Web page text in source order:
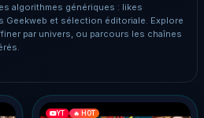
algorithmes génériques : likes
Geekweb et sélection éditoriale. Explore
par univers, ou parcours les chaînes
YT 🔥 HOT